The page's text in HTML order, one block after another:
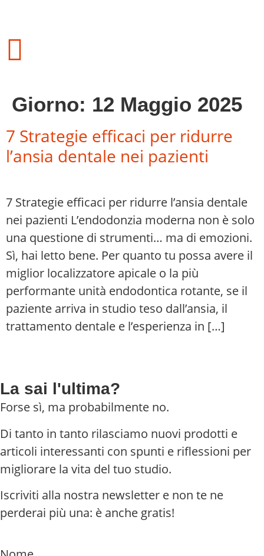
Giorno: 12 Maggio 2025
7 Strategie efficaci per ridurre
l’ansia dentale nei pazienti
7 Strategie efficaci per ridurre l’ansia dentale
nei pazienti L’endodonzia moderna non è solo
una questione di strumenti… ma di emozioni.
Sì, hai letto bene. Per quanto tu possa avere il
miglior localizzatore apicale o la più
performante unità endodontica rotante, se il
paziente arriva in studio teso dall’ansia, il
trattamento dentale e l’esperienza in […]
La sai l'ultima?
Forse sì, ma probabilmente no.
Di tanto in tanto rilasciamo nuovi prodotti e
articoli interessanti con spunti e riflessioni per
migliorare la vita del tuo studio.
Iscriviti alla nostra newsletter e non te ne
perderai più una: è anche gratis!